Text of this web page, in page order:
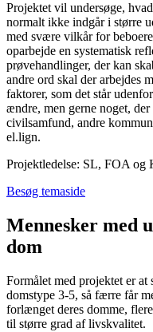
Projektet vil undersøge,
normalt ikke indgår i større
med svære vilkår for
oparbejde en systematisk
prøvehandlinger, der kan
andre ord skal der arbejdes
faktorer, som det står
ændre, men gerne noget,
civilsamfund, andre
el.lign.
Projektledelse: SL, FOA og
Besøg temaside
Mennesker med
dom
Formålet med projektet er at
domstype 3-5, så færre får
forlænget deres domme,
til større grad af livskvalitet.